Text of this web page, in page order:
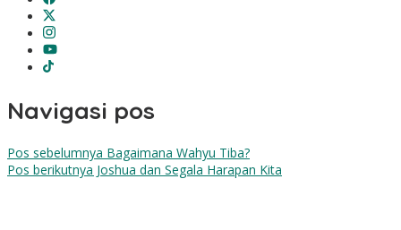
Navigasi pos
Pos sebelumnya Bagaimana Wahyu Tiba?
Pos berikutnya Joshua dan Segala Harapan Kita